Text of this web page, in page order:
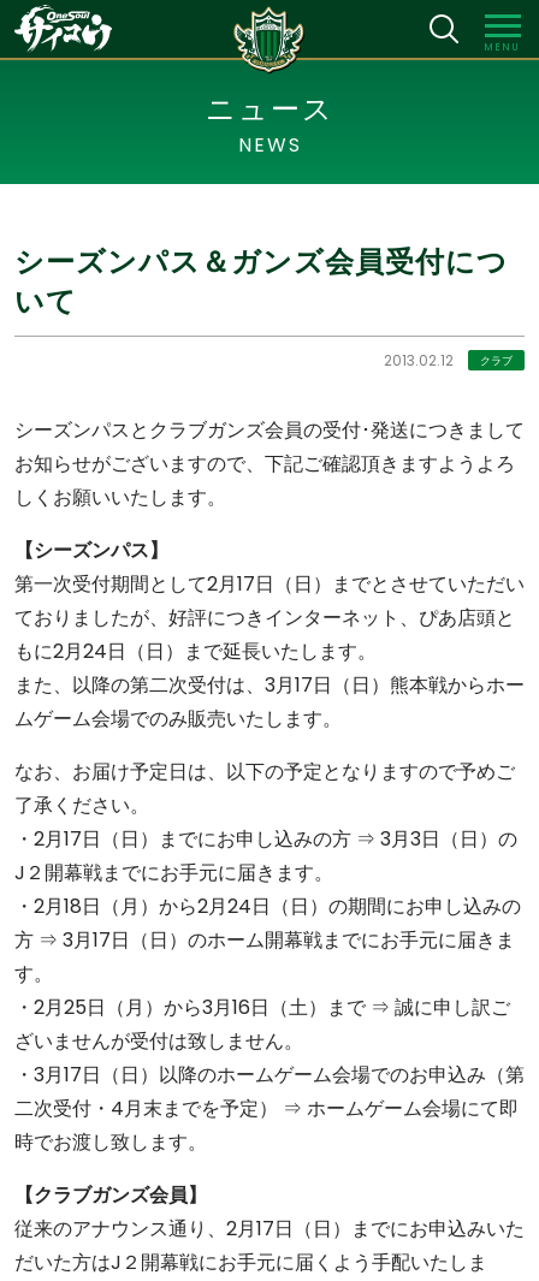
MENU
ニュース
NEWS
シーズンパス＆ガンズ会員受付につ
いて
2013.02.12 クラブ
シーズンパスとクラブガンズ会員の受付･発送につきまして
お知らせがございますので、下記ご確認頂きますようよろ
しくお願いいたします。
【シーズンパス】
第一次受付期間として2月17日（日）までとさせていただい
ておりましたが、好評につきインターネット、ぴあ店頭と
もに2月24日（日）まで延長いたします。
また、以降の第二次受付は、3月17日（日）熊本戦からホー
ムゲーム会場でのみ販売いたします。
なお、お届け予定日は、以下の予定となりますので予めご
了承ください。
・2月17日（日）までにお申し込みの方 ⇒ 3月3日（日）の
J２開幕戦までにお手元に届きます。
・2月18日（月）から2月24日（日）の期間にお申し込みの
方 ⇒ 3月17日（日）のホーム開幕戦までにお手元に届きま
す。
・2月25日（月）から3月16日（土）まで ⇒ 誠に申し訳ご
ざいませんが受付は致しません。
・3月17日（日）以降のホームゲーム会場でのお申込み（第
二次受付・4月末までを予定） ⇒ ホームゲーム会場にて即
時でお渡し致します。
【クラブガンズ会員】
従来のアナウンス通り、2月17日（日）までにお申込みいた
だいた方はJ２開幕戦にお手元に届くよう手配いたしま